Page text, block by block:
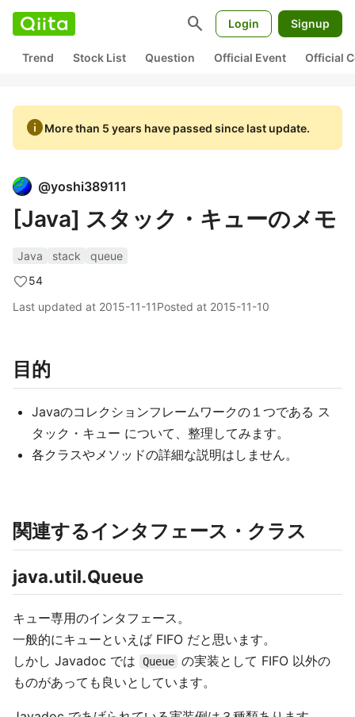
search Login Signup
Trend Stock List Question Official Event Official
infoMore than 5 years have passed since last update.
@yoshi389111
[Java] スタック・キューのメモ
Java stack
queue
54
Last updated at 2015-11-11Posted at 2015-11-10
目的
Javaのコレクションフレームワークの１つである ス
タック・キュー について、整理してみます。
各クラスやメソッドの詳細な説明はしません。
関連するインタフェース・クラス
java.util.Queue
キュー専用のインタフェース。
一般的にキューといえば FIFO だと思います。
しかし Javadoc では
Queue の実装として FIFO 以外の
ものがあっても良いとしています。